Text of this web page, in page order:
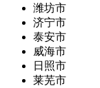
潍坊市
济宁市
泰安市
威海市
日照市
莱芜市